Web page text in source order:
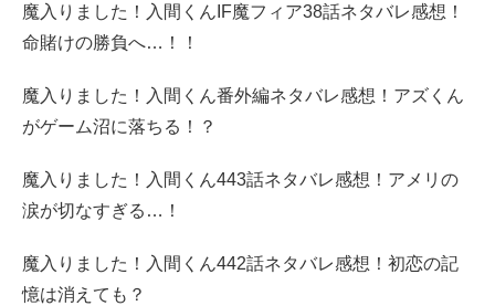
魔入りました！入間くんIF魔フィア38話ネタバレ感想！
命賭けの勝負へ…！！
魔入りました！入間くん番外編ネタバレ感想！アズくん
がゲーム沼に落ちる！？
魔入りました！入間くん443話ネタバレ感想！アメリの
涙が切なすぎる…！
魔入りました！入間くん442話ネタバレ感想！初恋の記
憶は消えても？